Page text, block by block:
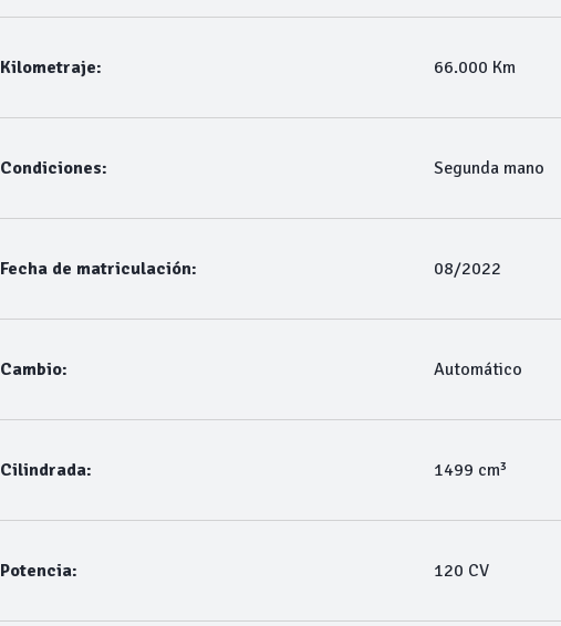
Kilometraje: 66.000 Km
Condiciones: Segunda mano
Fecha de matriculación: 08/2022
Cambio: Automático
Cilindrada: 1499 cm³
Potencia: 120 CV